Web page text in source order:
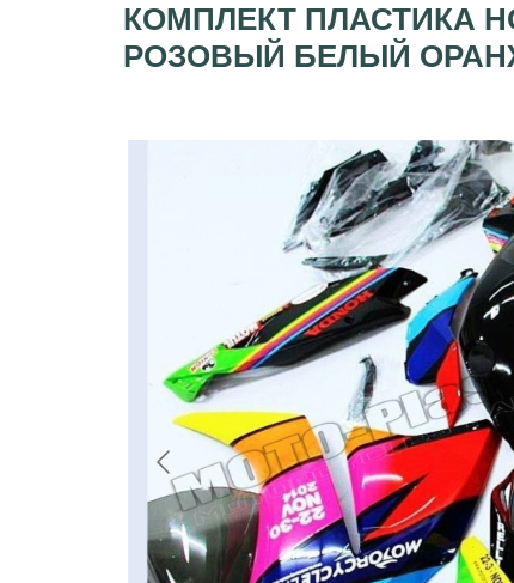
КОМПЛЕКТ ПЛАСТИКА
РОЗОВЫЙ БЕЛЫЙ